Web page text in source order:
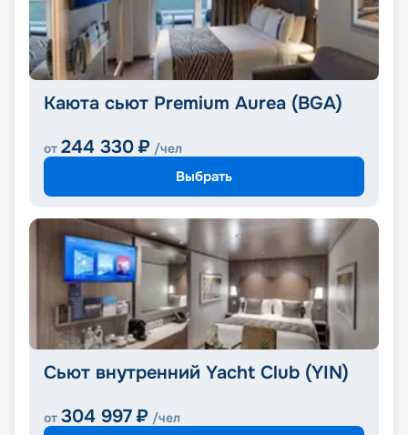
Каюта сьют Premium Aurea (BGA)
от 244 330 ₽ /чел
Выбрать
Сьют внутренний Yacht Club (YIN)
от 304 997 ₽ /чел